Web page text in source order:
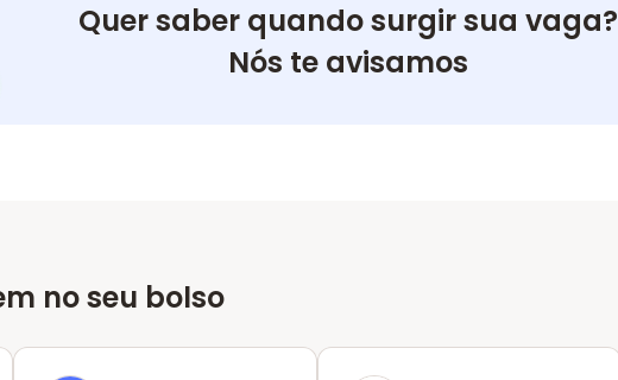
Quer saber quando surgir sua vaga?
Nós te avisamos
no seu bolso